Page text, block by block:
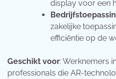
display voor een
zakelijke
efficiëntie op de
Geschikt voor: Werknemers
professionals die AR-